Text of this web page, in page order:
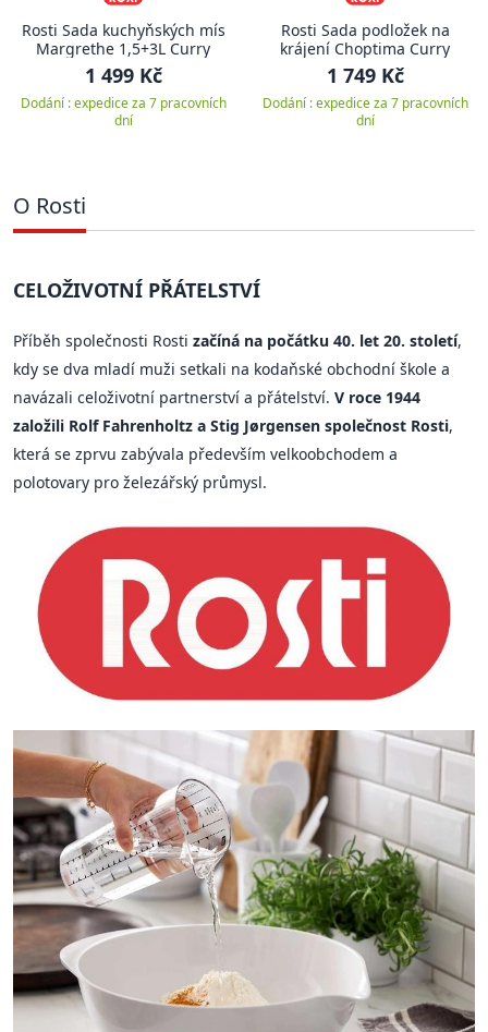
Rosti Sada kuchyňských mís
Margrethe 1,5+3L Curry
1 499 Kč
Dodání : expedice za 7 pracovních
dní
Rosti Sada podložek na
krájení Choptima Curry
1 749 Kč
Dodání : expedice za 7 pracovních
dní
O Rosti
CELOŽIVOTNÍ PŘÁTELSTVÍ
Příběh společnosti Rosti začíná na počátku 40. let 20. století,
kdy se dva mladí muži setkali na kodaňské obchodní škole a
navázali celoživotní partnerství a přátelství. V roce 1944
založili Rolf Fahrenholtz a Stig Jørgensen společnost Rosti,
která se zprvu zabývala především velkoobchodem a
polotovary pro železářský průmysl.